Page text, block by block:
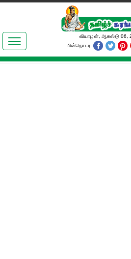
இலக்கியங்கள்
தமிழ் உலகம்
வியாழன், ஆகஸ்டு 06,
பின்தொடர